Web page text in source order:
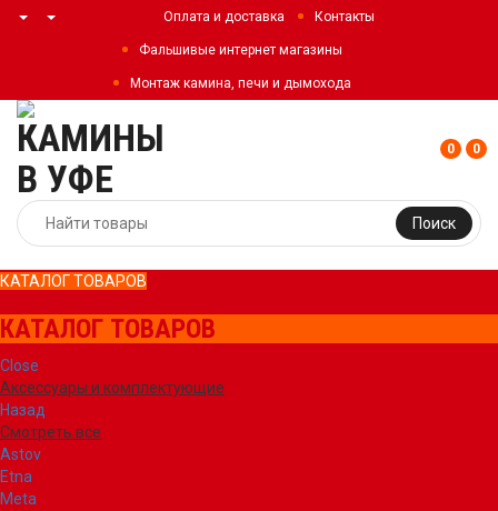
Оплата и доставка Контакты
Фальшивые интернет магазины
Монтаж камина, печи и дымохода
Поиск
0 0
КАТАЛОГ ТОВАРОВ
КАТАЛОГ ТОВАРОВ
Close
Аксессуары и комплектующие
Назад
Смотреть все
Astov
Etna
Meta